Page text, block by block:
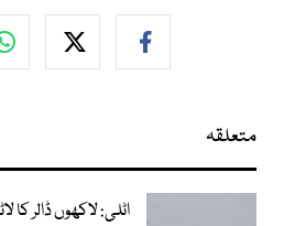
متعلقہ
اٹلی: لاکھوں ڈالر